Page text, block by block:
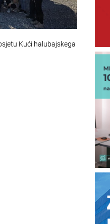
Kući halubajskega